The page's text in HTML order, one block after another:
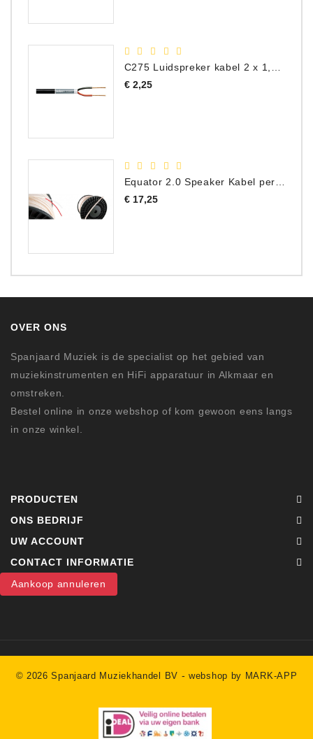
€ 2,25Prijs
Equator 2.0 Speaker Kabel per meter
€ 17,25Prijs
OVER ONS
Spanjaard Muziek is de specialist op het gebied van
muziekinstrumenten en HiFi apparatuur in Alkmaar en
omstreken.
Bestel online in onze webshop of kom gewoon eens langs
in onze winkel.
PRODUCTEN
ONS BEDRIJF
UW ACCOUNT
CONTACT INFORMATIE
Aankoop annuleren
© 2026 Spanjaard Muziekhandel BV -webshop by MARK-APP